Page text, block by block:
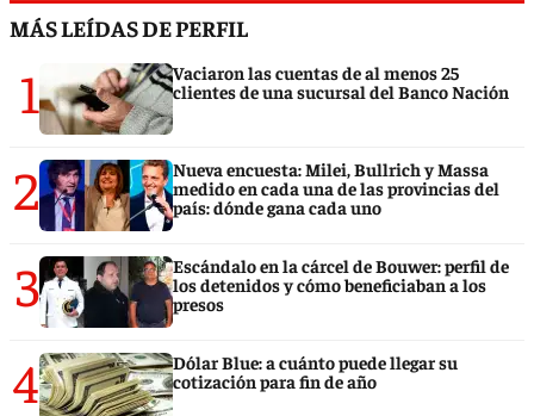
MÁS LEÍDAS DE PERFIL
1
Vaciaron las cuentas de al menos 25
clientes de una sucursal del Banco Nación
2
Nueva encuesta: Milei, Bullrich y Massa
medido en cada una de las provincias del
país: dónde gana cada uno
3
Escándalo en la cárcel de Bouwer: perfil de
los detenidos y cómo beneficiaban a los
presos
4
Dólar Blue: a cuánto puede llegar su
cotización para fin de año